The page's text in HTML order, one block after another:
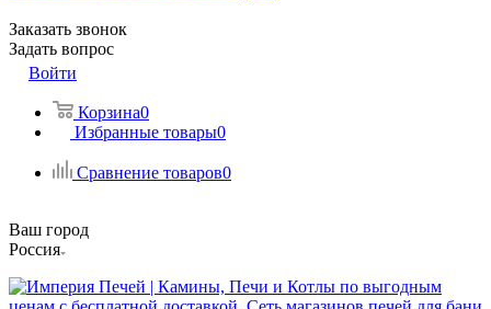
Заказать звонок
Задать вопрос
Войти
Корзина0
Избранные товары0
Сравнение товаров0
Ваш город
Россия